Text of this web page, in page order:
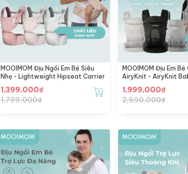
MOOIMOM Địu Ngồi Em Bé Siêu
Nhẹ - Lightweight Hipseat Carrier
1,399,000₫
1,799,000₫
MOOIMOM Địu Em
AiryKnit - AiryKnit
1,999,000₫
2,590,000₫